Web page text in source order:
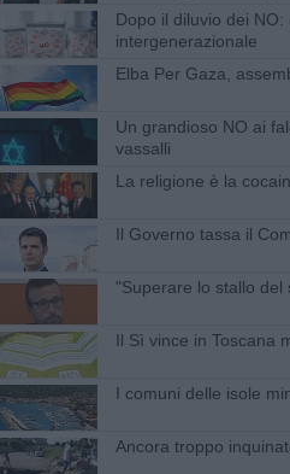
​Dopo il diluvio dei NO:
intergenerazionale
Elba Per Gaza,
​Un grandioso NO ai
vassalli
La religione è la
Il Governo tassa il
"Superare lo stallo del
Il Sì vince in Toscana
I comuni delle isole
Ancora troppo